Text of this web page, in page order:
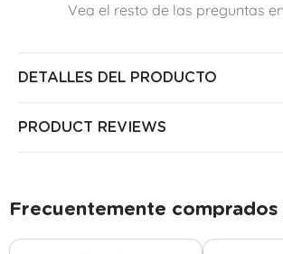
Vea el resto de las preguntas
DETALLES DEL PRODUCTO
PRODUCT REVIEWS
Frecuentemente